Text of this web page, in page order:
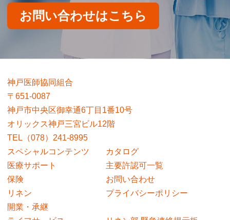
お問い合わせはこちら
神戸医師協同組合
〒651-0087
神戸市中央区御幸通6丁目1番10号
オリックス神戸三宮ビル12階
TEL（078）241-8995
スペシャルコンテンツ
医療サポート
保険
リネン
開業・承継
カタログ
主要許認可一覧
お問い合わせ
プライバシーポリシー